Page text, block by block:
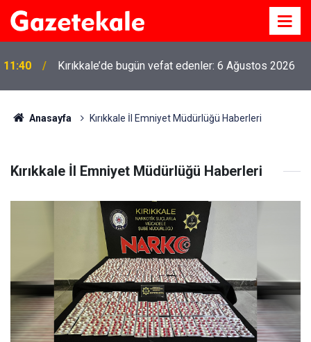
11:40 Kırıkkale’de bugün vefat edenler: 6 Ağustos 2026
Anasayfa Kırıkkale İl Emniyet Müdürlüğü Haberleri
Kırıkkale İl Emniyet Müdürlüğü Haberleri